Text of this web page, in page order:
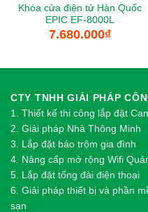
Khóa cửa điện tử Hàn Quốc
EPIC EF-8000L
7.680.000₫
CTY TNHH GIẢI PHÁP
1. Thiết kế thi công lắp đặt
2. Giải pháp Nhà Thông Minh
3. Lắp đặt báo trộm gia đình
4. Nâng cấp mở rộng Wifi
5. Lắp đặt tổng đài điện thoại
6. Giải pháp thiết bị và phần
sạn